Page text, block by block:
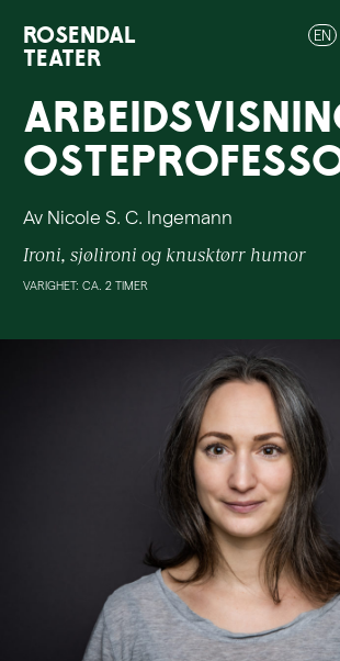
Rosendal
Teater
EN
Av Nicole S. C. Ingemann
Ironi, sjølironi og knusktørr humor
VARIGHET: CA. 2 TIMER